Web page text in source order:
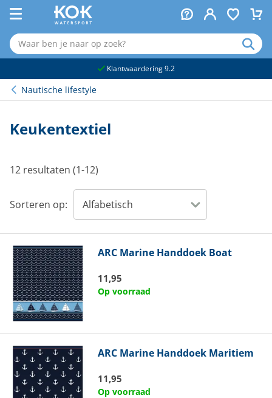
Klantwaardering 9.2
Nautische lifestyle
Keukentextiel
12 resultaten (1-12)
Sorteren op:
ARC Marine Handdoek Boat
11,95
Op voorraad
ARC Marine Handdoek Maritiem
11,95
Op voorraad